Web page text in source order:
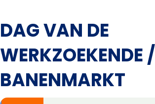
DAG VAN DE
WERKZOEKENDE /
BANENMARKT